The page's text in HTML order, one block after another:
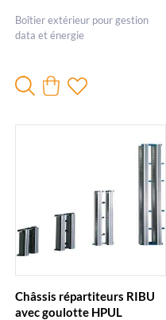
Boîtier extérieur pour gestion
data et énergie
Châssis répartiteurs RIBU
avec goulotte HPUL